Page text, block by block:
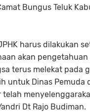
Bungus Teluk
harus dilakukan
akan pengetahuan
terus melekat pada
untuk Dinas Pemuda
telah
Dt Rajo Budiman.